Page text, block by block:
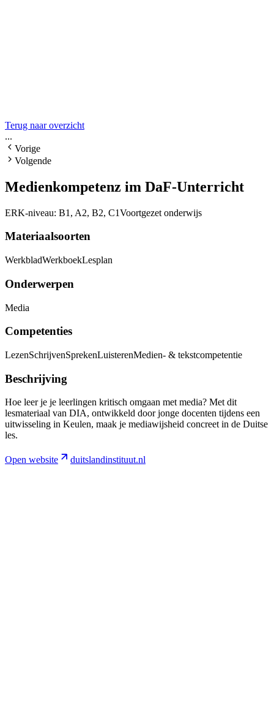
Terug naar overzicht
...
Vorige
Volgende
Medienkompetenz im DaF-Unterricht
ERK-niveau: B1, A2, B2, C1Voortgezet onderwijs
Materiaalsoorten
WerkbladWerkboekLesplan
Onderwerpen
Media
Competenties
LezenSchrijvenSprekenLuisterenMedien- & tekstcompetentie
Beschrijving
Hoe leer je je leerlingen kritisch omgaan met media? Met dit
lesmateriaal van DIA, ontwikkeld door jonge docenten tijdens een
uitwisseling in Keulen, maak je mediawijsheid concreet in de Duitse
les.
Open website duitslandinstituut.nl